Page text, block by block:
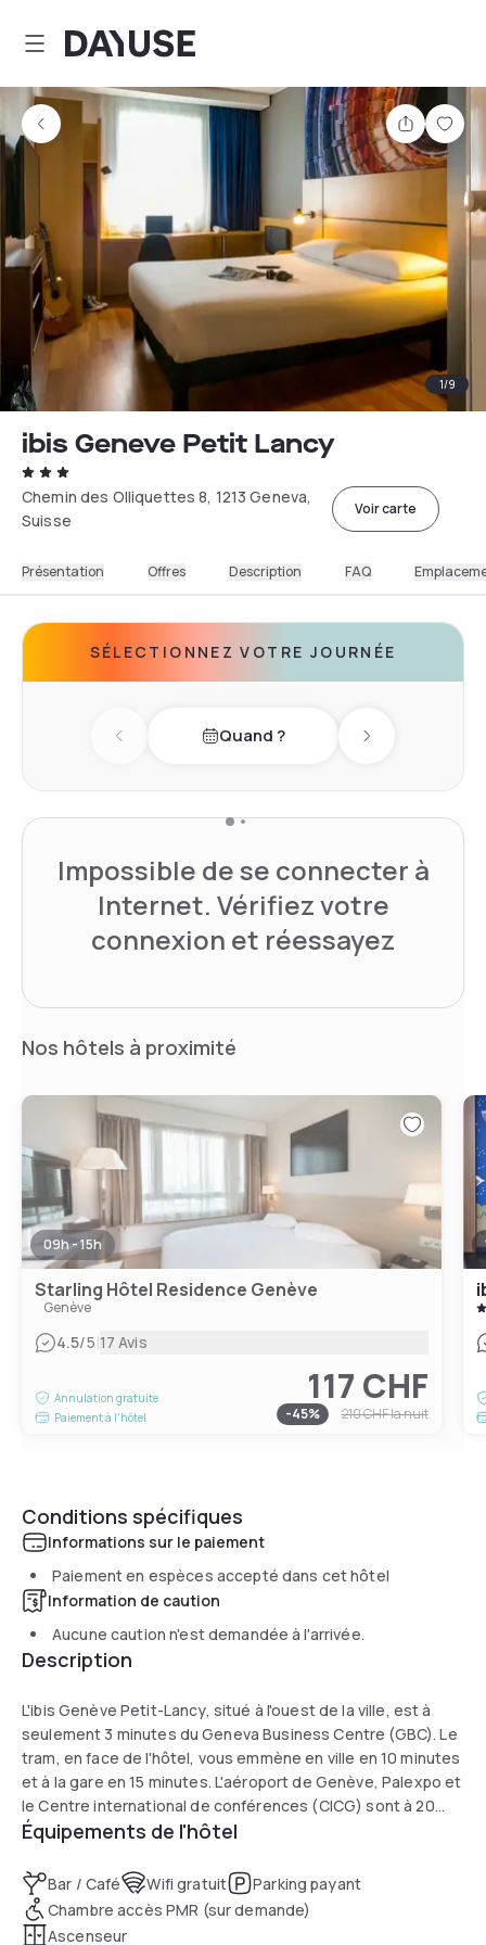
Dayuse
Partager
1/9
ibis Geneve Petit Lancy
Chemin des Olliquettes 8, 1213 Geneva,
Suisse
Voir carte
Présentation Offres Description FAQ
SÉLECTIONNEZ VOTRE JOURNÉE
Previous dayQuand ? Next day
Impossible de se connecter à
Internet. Vérifiez votre
connexion et réessayez
Nos hôtels à proximité
09h - 15h
Starling Hôtel Residence Genève
Genève
4.5/5|17 Avis
Annulation gratuite
Paiement à l'hôtel
117 CHF
-45% 210 CHFla nuit
Conditions spécifiques
Informations sur le paiement
Paiement en espèces accepté dans cet hôtel
Information de caution
Aucune caution n'est demandée à l'arrivée.
Description
L'ibis Genève Petit-Lancy, situé à l'ouest de la ville, est à
seulement 3 minutes du Geneva Business Centre (GBC). Le
tram, en face de l'hôtel, vous emmène en ville en 10 minutes
et à la gare en 15 minutes. L'aéroport de Genève, Palexpo et
le Centre international de conférences (CICG) sont à 20
minutes en bus. L'hôtel est entièrement non-fumeur avec 88
collations et des snacks 24h/24. Accès Internet WIFI et
transports publics gratuits.
Équipements de l'hôtel
Bar / Café Wifi gratuit
Parking payant
Chambre accès PMR (sur demande)
Ascenseur